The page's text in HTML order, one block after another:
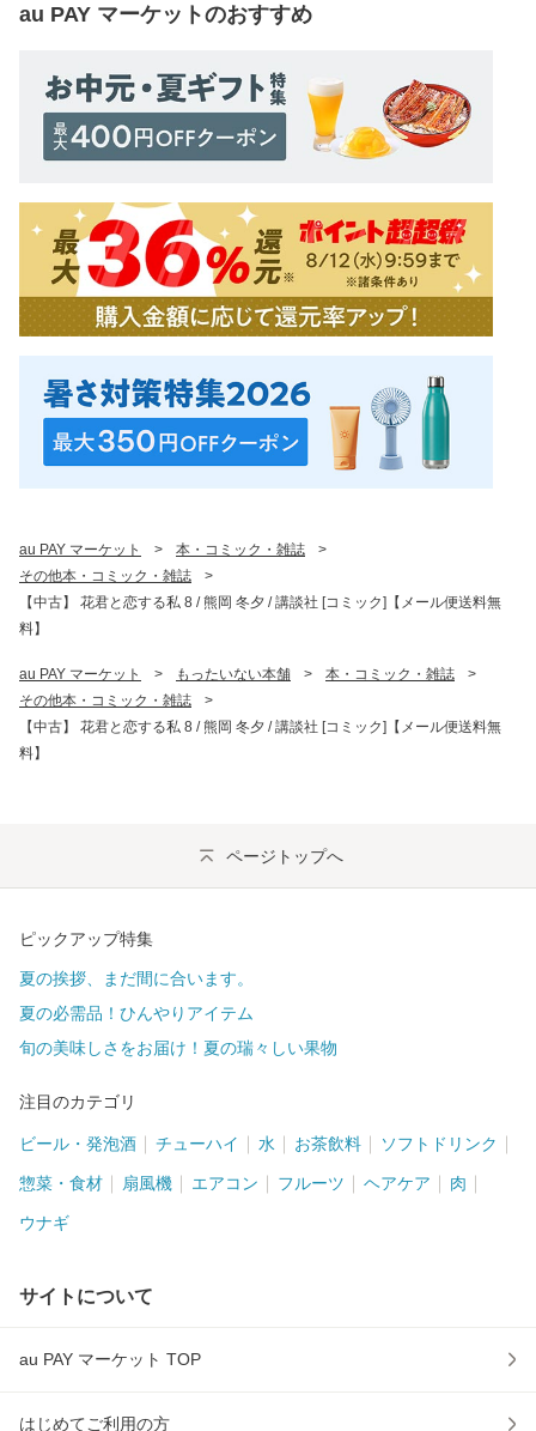
au PAY マーケットのおすすめ
au PAY マーケット > 本・コミック・雑誌
>
その他本・コミック・雑誌
>
【中古】 花君と恋する私 8 / 熊岡 冬夕 / 講談社 [コミック]【メール便送料無
料】
au PAY マーケット > もったいない本舗 > 本・コミック・雑誌
>
その他本・コミック・雑誌
>
【中古】 花君と恋する私 8 / 熊岡 冬夕 / 講談社 [コミック]【メール便送料無
料】
ページトップへ
ピックアップ特集
夏の挨拶、まだ間に合います。
夏の必需品！ひんやりアイテム
旬の美味しさをお届け！夏の瑞々しい果物
注目のカテゴリ
ビール・発泡酒 チューハイ 水 お茶飲料 ソフトドリンク
惣菜・食材 扇風機 エアコン フルーツ ヘアケア 肉
ウナギ
サイトについて
au PAY マーケット TOP
はじめてご利用の方